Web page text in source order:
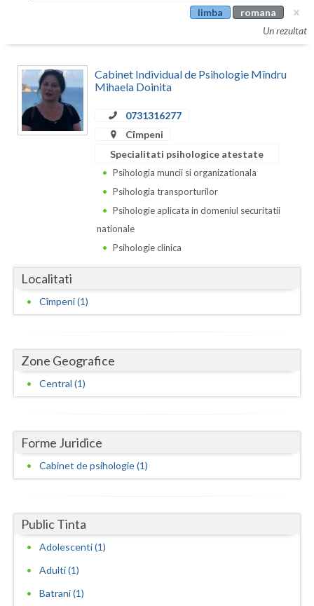
Bucuresti
Buzau
Calarasi
Caras-Severin
Dolj
Galati
Gorj
Harghita
Ialomita
Iasi
Maramures
Mehedinti
limba
romana
Un rezultat
Cabinet Individual de Psihologie Mîndru
Mihaela Doinita
0731316277
Cîmpeni
Specialitati psihologice atestate
Psihologia muncii si organizationala
Psihologia transporturilor
Psihologie aplicata in domeniul securitatii
nationale
Psihologie clinica
Localitati
Cîmpeni (1)
Zone Geografice
Central (1)
Forme Juridice
Cabinet de psihologie (1)
Public Tinta
Adolescenti (1)
Adulti (1)
Batrani (1)